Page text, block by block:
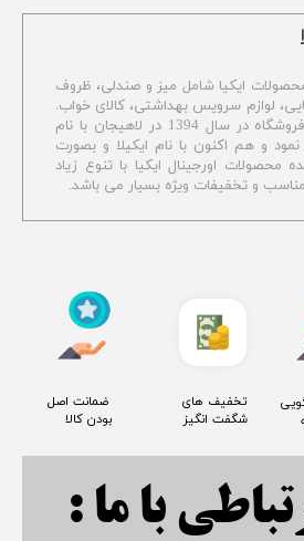
ایکیا شامل میز و صندلی، ظروف
لوازم سرویس بهداشتی، کالای خواب.
ارسال به سراسر ایران .این فروشگاه در سال 1394 در لاهیجان با نام
و هم اکنون با نام ایکیلا و بصورت
محصولات اورجینال ایکیا با تنوع زیاد
و تخفیفات ویژه بسیار می باشد.
با ما :
​تخفیف های
شگفت انگیز
​ ضمانت اصل
بودن کالا